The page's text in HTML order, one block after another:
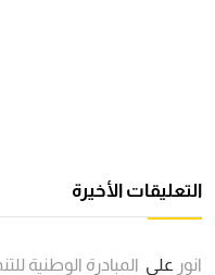
التعليقات الأخيرة
انور على المبادرة الوطنية